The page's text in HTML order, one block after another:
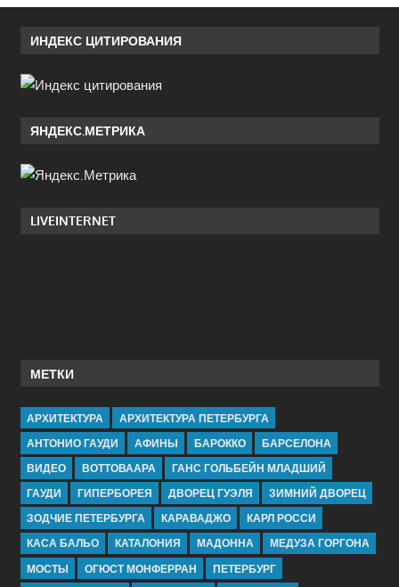
ИНДЕКС ЦИТИРОВАНИЯ
ЯНДЕКС.МЕТРИКА
LIVEINTERNET
МЕТКИ
АРХИТЕКТУРА
АРХИТЕКТУРА ПЕТЕРБУРГА
АНТОНИО ГАУДИ
АФИНЫ БАРОККО
БАРСЕЛОНА
ВИДЕО
ВОТТОВААРА
ГАНС ГОЛЬБЕЙН МЛАДШИЙ
ГАУДИ
ГИПЕРБОРЕЯ ДВОРЕЦ ГУЭЛЯ
ЗИМНИЙ ДВОРЕЦ
ЗОДЧИЕ ПЕТЕРБУРГА
КАРАВАДЖО
КАРЛ РОССИ
КАСА БАЛЬО
КАТАЛОНИЯ МАДОННА
МЕДУЗА ГОРГОНА
МОСТЫ
ОГЮСТ МОНФЕРРАН
ПЕТЕРБУРГ